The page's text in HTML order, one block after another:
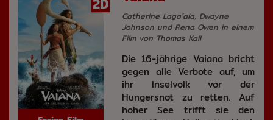
Catherine Laga´aia, Dwayne
Johnson und Rena Owen in einem
Film von Thomas Kail
Die 16-jährige Vaiana bricht
gegen alle Verbote auf, um
ihr Inselvolk vor der
Hungersnot zu retten. Auf
hoher See trifft sie den